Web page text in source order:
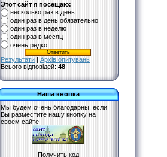
Этот сайт я посещаю:
несколько раз в день
один раз в день обязательно
один раз в неделю
один раз в месяц
очень редко
Результати
Архів опитувань
Всього відповідей: 48
Наша кнопка
Мы будем очень благодарны, если
Вы разместите нашу кнопку на
своем сайте